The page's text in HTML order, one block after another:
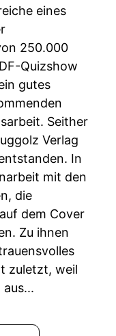
eines
250.000
Quizshow
gutes
Seither
Verlag
In
mit den
die
dem Cover
Zu ihnen
zuletzt, weil